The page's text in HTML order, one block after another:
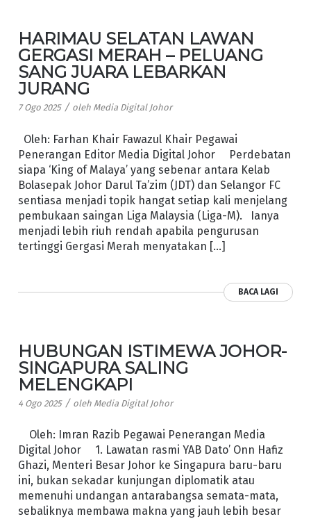
HARIMAU SELATAN LAWAN
GERGASI MERAH – PELUANG
SANG JUARA LEBARKAN
JURANG
7 Ogo 2025 / oleh Media Digital Johor
Oleh: Farhan Khair Fawazul Khair Pegawai
Penerangan Editor Media Digital Johor Perdebatan
siapa ‘King of Malaya’ yang sebenar antara Kelab
Bolasepak Johor Darul Ta’zim (JDT) dan Selangor FC
sentiasa menjadi topik hangat setiap kali menjelang
pembukaan saingan Liga Malaysia (Liga-M). Ianya
menjadi lebih riuh rendah apabila pengurusan
tertinggi Gergasi Merah menyatakan […]
BACA LAGI
HUBUNGAN ISTIMEWA JOHOR-
SINGAPURA SALING
MELENGKAPI
4 Ogo 2025 / oleh Media Digital Johor
Oleh: Imran Razib Pegawai Penerangan Media
Digital Johor 1. Lawatan rasmi YAB Dato’ Onn Hafiz
Ghazi, Menteri Besar Johor ke Singapura baru-baru
ini, bukan sekadar kunjungan diplomatik atau
memenuhi undangan antarabangsa semata-mata,
sebaliknya membawa makna yang jauh lebih besar